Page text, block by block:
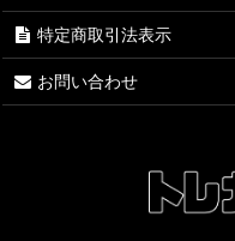
【ワンピースカード】ブー
【ワンピースカード】エク
【ワンピースカード】ブー
特定商取引法表示
お問い合わせ